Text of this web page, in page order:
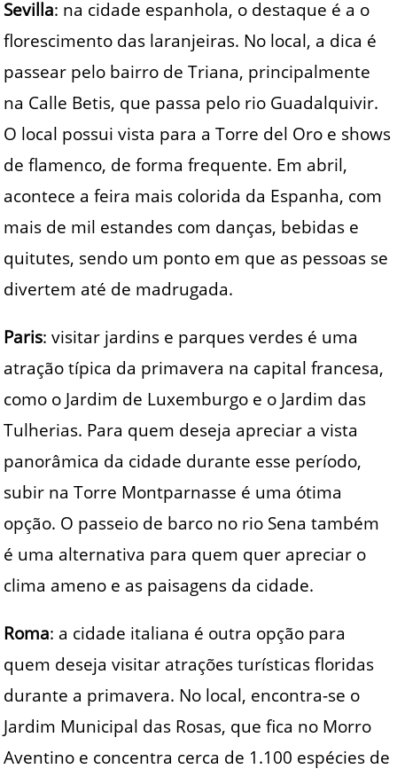
Sevilla: na cidade espanhola, o destaque é a o
florescimento das laranjeiras. No local, a dica é
passear pelo bairro de Triana, principalmente
na Calle Betis, que passa pelo rio Guadalquivir.
O local possui vista para a Torre del Oro e shows
de flamenco, de forma frequente. Em abril,
acontece a feira mais colorida da Espanha, com
mais de mil estandes com danças, bebidas e
quitutes, sendo um ponto em que as pessoas se
divertem até de madrugada.
Paris: visitar jardins e parques verdes é uma
atração típica da primavera na capital francesa,
como o Jardim de Luxemburgo e o Jardim das
Tulherias. Para quem deseja apreciar a vista
panorâmica da cidade durante esse período,
subir na Torre Montparnasse é uma ótima
opção. O passeio de barco no rio Sena também
é uma alternativa para quem quer apreciar o
clima ameno e as paisagens da cidade.
Roma: a cidade italiana é outra opção para
quem deseja visitar atrações turísticas floridas
durante a primavera. No local, encontra-se o
Jardim Municipal das Rosas, que fica no Morro
Aventino e concentra cerca de 1.100 espécies de